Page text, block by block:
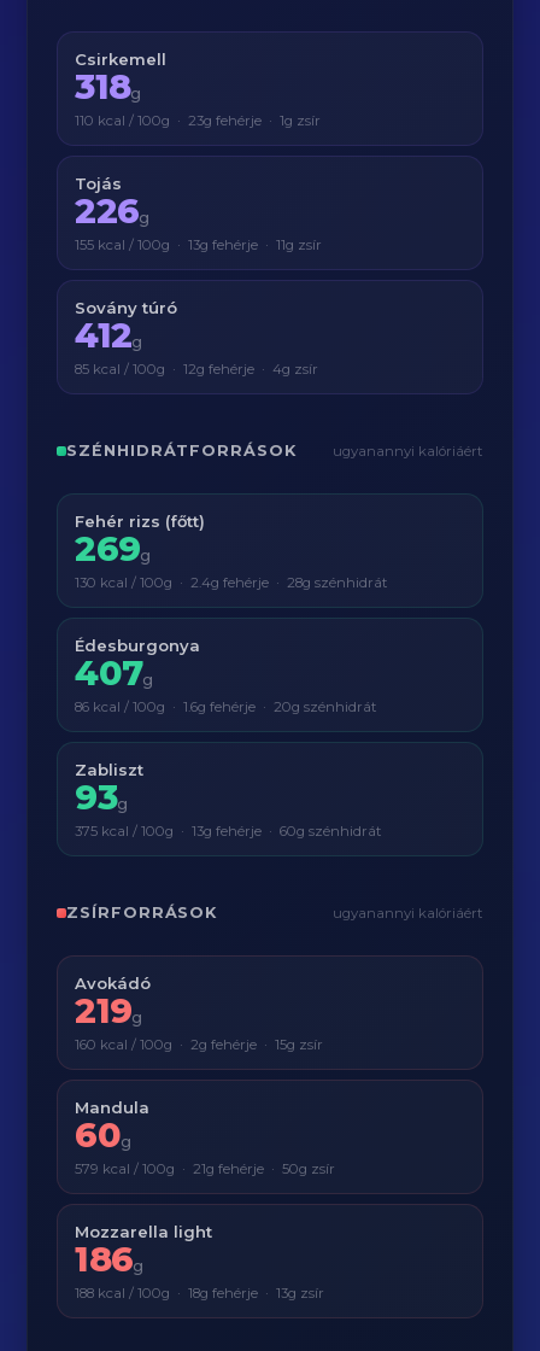
Csirkemell
318g
110 kcal / 100g · 23g fehérje · 1g zsír
Tojás
226g
155 kcal / 100g · 13g fehérje · 11g zsír
Sovány túró
412g
85 kcal / 100g · 12g fehérje · 4g zsír
SZÉNHIDRÁTFORRÁSOK ugyanannyi kalóriáért
Fehér rizs (főtt)
269g
130 kcal / 100g · 2.4g fehérje · 28g szénhidrát
Édesburgonya
407g
86 kcal / 100g · 1.6g fehérje · 20g szénhidrát
Zabliszt
93g
375 kcal / 100g · 13g fehérje · 60g szénhidrát
ZSÍRFORRÁSOK ugyanannyi kalóriáért
Avokádó
219g
160 kcal / 100g · 2g fehérje · 15g zsír
Mandula
60g
579 kcal / 100g · 21g fehérje · 50g zsír
Mozzarella light
186g
188 kcal / 100g · 18g fehérje · 13g zsír